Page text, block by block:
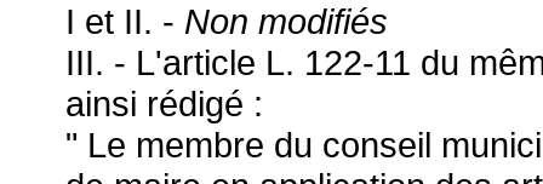
I et II. - Non modifiés
III. - L'article L. 122-11 du
ainsi rédigé :
" Le membre du conseil